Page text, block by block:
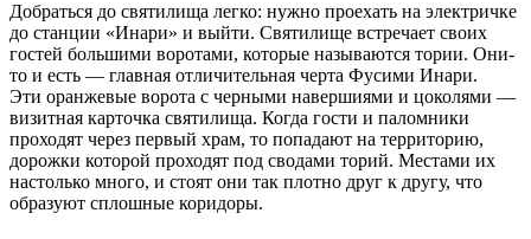
Добраться до святилища легко: нужно проехать на электричке
до станции «Инари» и выйти. Святилище встречает своих
гостей большими воротами, которые называются тории. Они-
то и есть — главная отличительная черта Фусими Инари.
Эти оранжевые ворота с черными навершиями и цоколями —
визитная карточка святилища. Когда гости и паломники
проходят через первый храм, то попадают на территорию,
дорожки которой проходят под сводами торий. Местами их
настолько много, и стоят они так плотно друг к другу, что
образуют сплошные коридоры.